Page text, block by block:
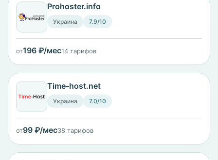
Prohoster.info
Украина 7.9/10
от196 ₽/мес14 тарифов
Time-host.net
Украина 7.0/10
от99 ₽/мес38 тарифов